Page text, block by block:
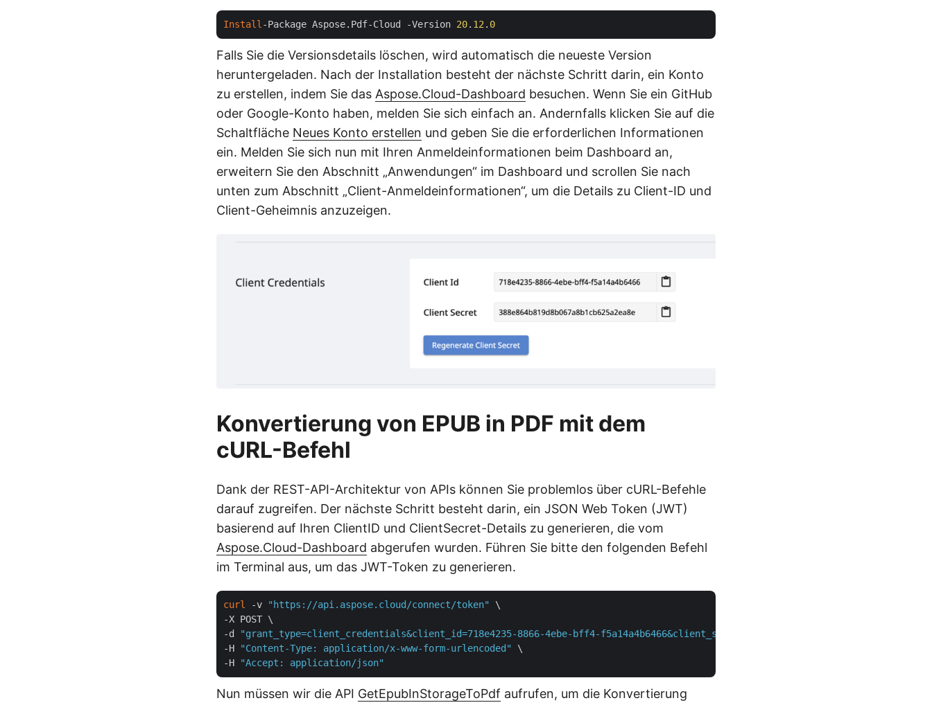
Install -Package Aspose.Pdf-Cloud -Version 20. 12 . 0
Falls Sie die Versionsdetails löschen, wird automatisch die neueste Version
heruntergeladen. Nach der Installation besteht der nächste Schritt darin, ein Konto
zu erstellen, indem Sie das Aspose.Cloud-Dashboard besuchen. Wenn Sie ein GitHub
oder Google-Konto haben, melden Sie sich einfach an. Andernfalls klicken Sie auf die
Schaltfläche Neues Konto erstellen und geben Sie die erforderlichen Informationen
ein. Melden Sie sich nun mit Ihren Anmeldeinformationen beim Dashboard an,
erweitern Sie den Abschnitt „Anwendungen“ im Dashboard und scrollen Sie nach
unten zum Abschnitt „Client-Anmeldeinformationen“, um die Details zu Client-ID und
Client-Geheimnis anzuzeigen.
Konvertierung von EPUB in PDF mit dem
cURL-Befehl
Dank der REST-API-Architektur von APIs können Sie problemlos über cURL-Befehle
darauf zugreifen. Der nächste Schritt besteht darin, ein JSON Web Token (JWT)
basierend auf Ihren ClientID und ClientSecret-Details zu generieren, die vom
Aspose.Cloud-Dashboard abgerufen wurden. Führen Sie bitte den folgenden Befehl
im Terminal aus, um das JWT-Token zu generieren.
curl -v "https://api.aspose.cloud/connect/token"
\
-X POST \
-d
"grant_type=client_credentials&client_id=718e4235-8866-4ebe-bff4-
-H
"Content-Type: application/x-www-form-urlencoded"
\
-H
"Accept: application/json"
Nun müssen wir die API GetEpubInStorageToPdf aufrufen, um die Konvertierung